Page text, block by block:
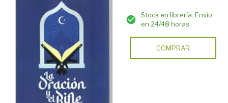
Stock en librería. Envío
en 24/48 horas
COMPRAR